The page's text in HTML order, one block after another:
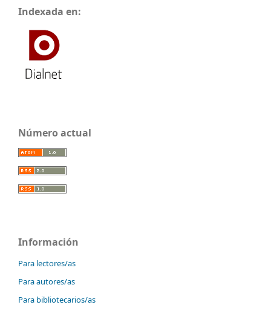
Indexada en:
Número actual
Información
Para lectores/as
Para autores/as
Para bibliotecarios/as